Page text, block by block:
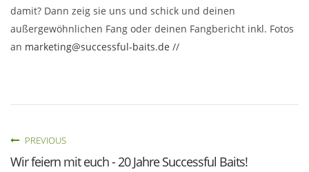
damit? Dann zeig sie uns und schick und deinen
außergewöhnlichen Fang oder deinen Fangbericht inkl. Fotos
an marketing@successful-baits.de //
PREVIOUS
Wir feiern mit euch - 20 Jahre Successful Baits!